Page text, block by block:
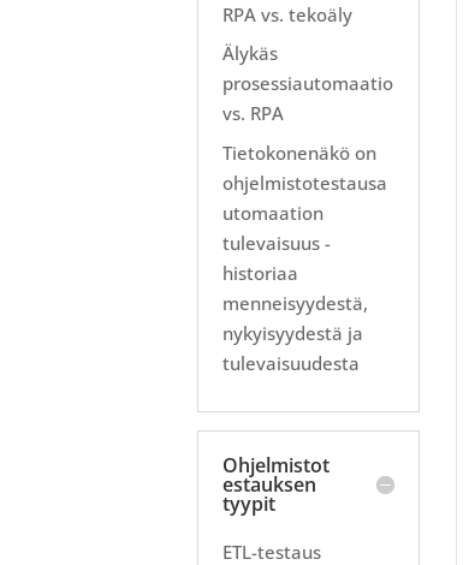
RPA vs. tekoäly
Älykäs
prosessiautomaatio
vs. RPA
Tietokonenäkö on
ohjelmistotestausa
utomaation
tulevaisuus -
historiaa
menneisyydestä,
nykyisyydestä ja
tulevaisuudesta
Ohjelmistot
estauksen
tyypit
ETL-testaus